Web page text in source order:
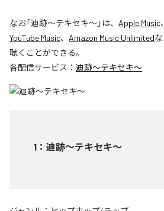
なお「迪跡〜テキセキ〜」は、 Apple Music、
YouTube Music、 Amazon Music Unlimited
聴くことができる。
各配信サービス： 迪跡〜テキセキ〜
1 ： 迪跡〜テキセキ〜